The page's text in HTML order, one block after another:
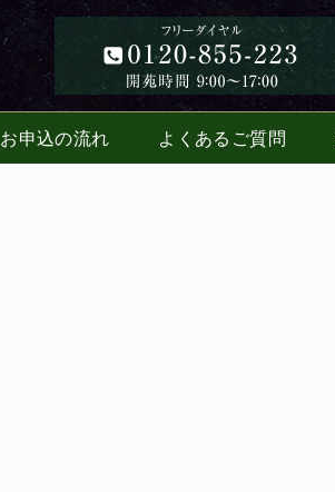
お申込の流れ よくあるご質問